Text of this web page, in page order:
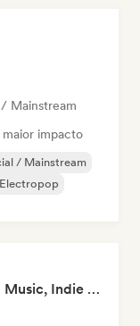
Mainstream
maior impacto
/ Mainstream
Electropop
Pop Machine Mode 🤖 AI Music, Indie Pop & Dream Pop